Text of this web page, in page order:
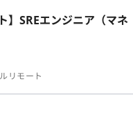
】SREエンジニア（マネ
リモート